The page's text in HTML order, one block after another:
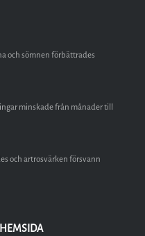
och sömnen förbättrades
minskade från månader till
och artrosvärken försvann